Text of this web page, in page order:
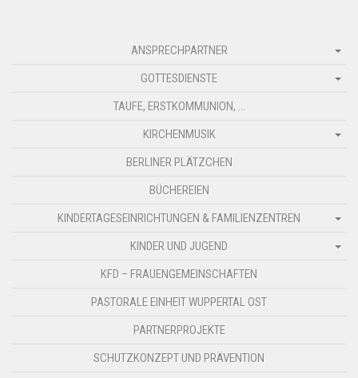
ANSPRECHPARTNER
GOTTESDIENSTE
TAUFE, ERSTKOMMUNION, …
KIRCHENMUSIK
BERLINER PLÄTZCHEN
BÜCHEREIEN
KINDERTAGESEINRICHTUNGEN & FAMILIENZENTREN
KINDER UND JUGEND
KFD – FRAUENGEMEINSCHAFTEN
PASTORALE EINHEIT WUPPERTAL OST
PARTNERPROJEKTE
SCHUTZKONZEPT UND PRÄVENTION